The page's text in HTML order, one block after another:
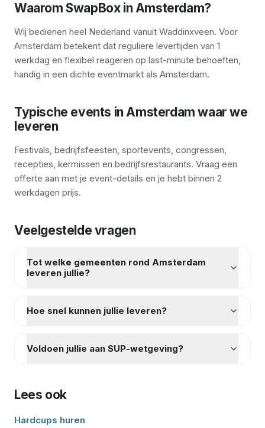
Waarom SwapBox in Amsterdam?
Wij bedienen heel Nederland vanuit Waddinxveen. Voor
Amsterdam betekent dat reguliere levertijden van 1
werkdag en flexibel reageren op last-minute behoeften,
handig in een dichte eventmarkt als Amsterdam.
Typische events in Amsterdam waar we
leveren
Festivals, bedrijfsfeesten, sportevents, congressen,
recepties, kermissen en bedrijfsrestaurants. Vraag een
offerte aan met je event-details en je hebt binnen 2
werkdagen prijs.
Veelgestelde vragen
Tot welke gemeenten rond Amsterdam
leveren jullie?
Hoe snel kunnen jullie leveren?
Voldoen jullie aan SUP-wetgeving?
Lees ook
Hardcups huren